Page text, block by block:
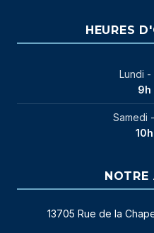
HEURES
Lundi -
9h
Samedi
NOTRE
13705 Rue de la